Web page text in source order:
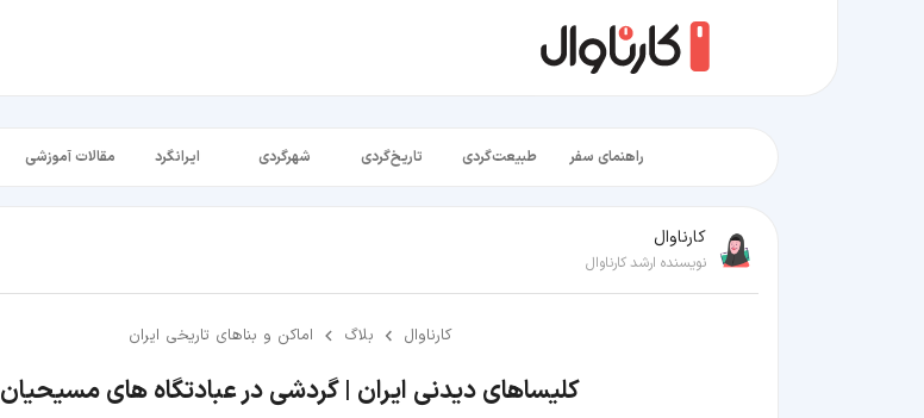
راهنمای سفر طبیعت‌گردی تاریخ‌گردی شهرگردی ایرانگرد مقالات آموزشی
کارناوال
نویسنده ارشد کارناوال
کارناوال بلاگ اماکن و بناهای تاریخی ایران
کلیساهای دیدنی ایران | گردشی در عبادتگاه های مسیحیان